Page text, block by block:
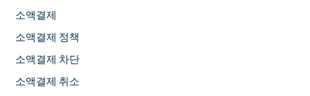
소액결제
소액결제 정책
소액결제 차단
소액결제 취소